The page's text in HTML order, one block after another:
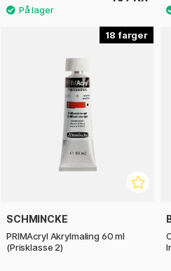
18
SCHMINCKE
PRIMAcryl Akrylmaling 60 ml
(Prisklasse 2)